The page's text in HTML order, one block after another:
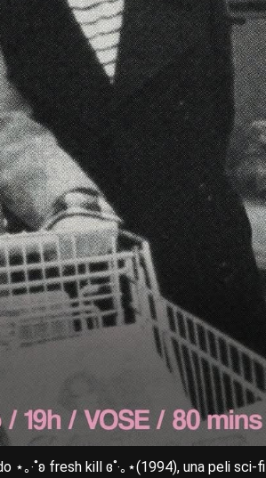
｡‧˚ʚ fresh kill ɞ˚‧｡⋆(1994), una peli sci-fi